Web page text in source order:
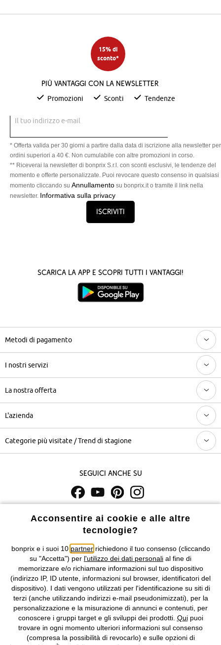
15% di
sconto*
Più vantaggi con la newsletter
Promozioni Sconti Tendenze
Il tuo indirizzo e-mail
* Offerta valida per 30 giorni a partire dalla data di iscrizione alla newsletter per
ordini superiori a 40 €. Non cumulabile con altre promozioni in corso.
** Riceverai la newsletter di bonprix S.r.l. con sconti esclusivi, le tendenze del
momento e offerte personalizzate. Puoi revocare questo consenso in qualsiasi
momento cliccando su Annullamento su bonprix.it o tramite il link nella
newsletter. Informativa sulla privacy
Iscriviti
Scarica la App e scopri tutti i vantaggi!
Metodi di pagamento
I nostri servizi
La nostra offerta
L'azienda
Categorie più visitate / Trend di stagione
Seguici anche su
I prezzi sono IVA inclusa. Non includono
le spese di spedizione e i
costi di servizio.
Condizioni di vendita Accessibilità
Informativa privacy e cookie Gestione dei cookie
Informazioni legali Diritto di recesso
©2026 bonprix.Tutti i diritti riservati.
bonprix S.r.l. con socio unico, sede legale: via Adua 33 - 13855
Valdengo (BI) C.F. 01510910027 - P.I. 01939830020, Reg. Imprese di
Biella n. 01510910027, R.E.A. BI - 171345, N. Reg. Pile:
Acconsentire ai cookie e alle altre
tecnologie?
bonprix e i suoi 10 partnerrichiedono il tuo consenso (cliccando
su "Accetta") per l'utilizzo dei dati personali al fine di
memorizzare e/o richiamare informazioni sul tuo dispositivo
(indirizzo IP, ID utente, informazioni sul browser, identificatori del
dispositivo). I dati vengono utilizzati per l'identificazione su siti di
terzi (anche utilizzando indirizzi e-mail pseudonimizzati), per la
personalizzazione e la misurazione di annunci e contenuti, per
conoscere i gruppi target e gli sviluppi dei prodotti. Quipuoi
trovare in ogni momento ulteriori informazioni sul consenso
(compresa la possibilità di revocarlo) e sulle opzioni di